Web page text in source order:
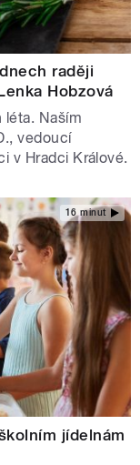
raději
Hobzová
léta. Naším
vedoucí
v Hradci Králové.
16 minut
jídelnám